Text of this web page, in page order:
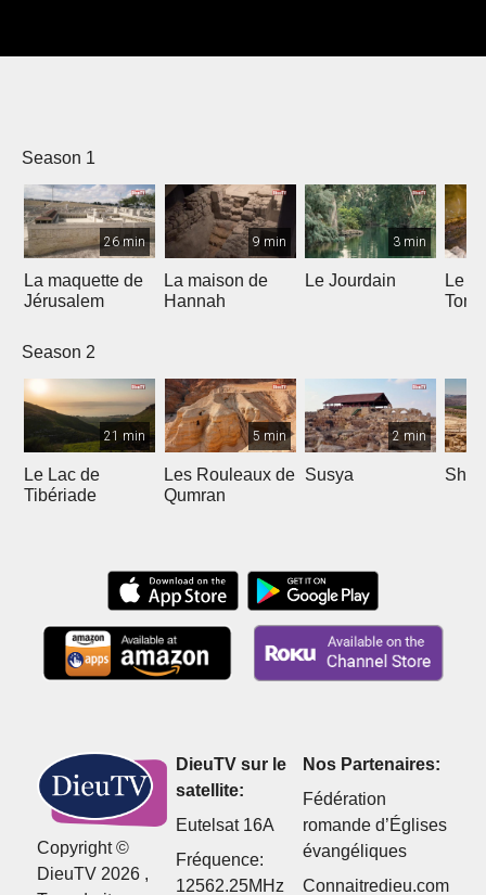
Season 1
26 min
La maquette de
Jérusalem
9 min
La maison de
Hannah
3 min
Le Jourdain
Le
Season 2
21 min
Le Lac de
Tibériade
5 min
Les Rouleaux de
Qumran
2 min
Susya Shilo
Copyright ©
DieuTV 2026 ,
DieuTV sur le
satellite:
Eutelsat 16A
Fréquence:
12562.25MHz
Nos Partenaires:
Fédération
romande d’Églises
évangéliques
Connaitredieu.com